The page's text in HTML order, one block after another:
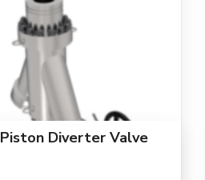
Piston Diverter Valve